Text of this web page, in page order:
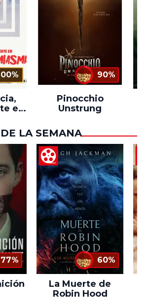
en
90%
Pinocchio
Unstrung
LA SEMANA
77% 60%
La Muerte de
Robin Hood